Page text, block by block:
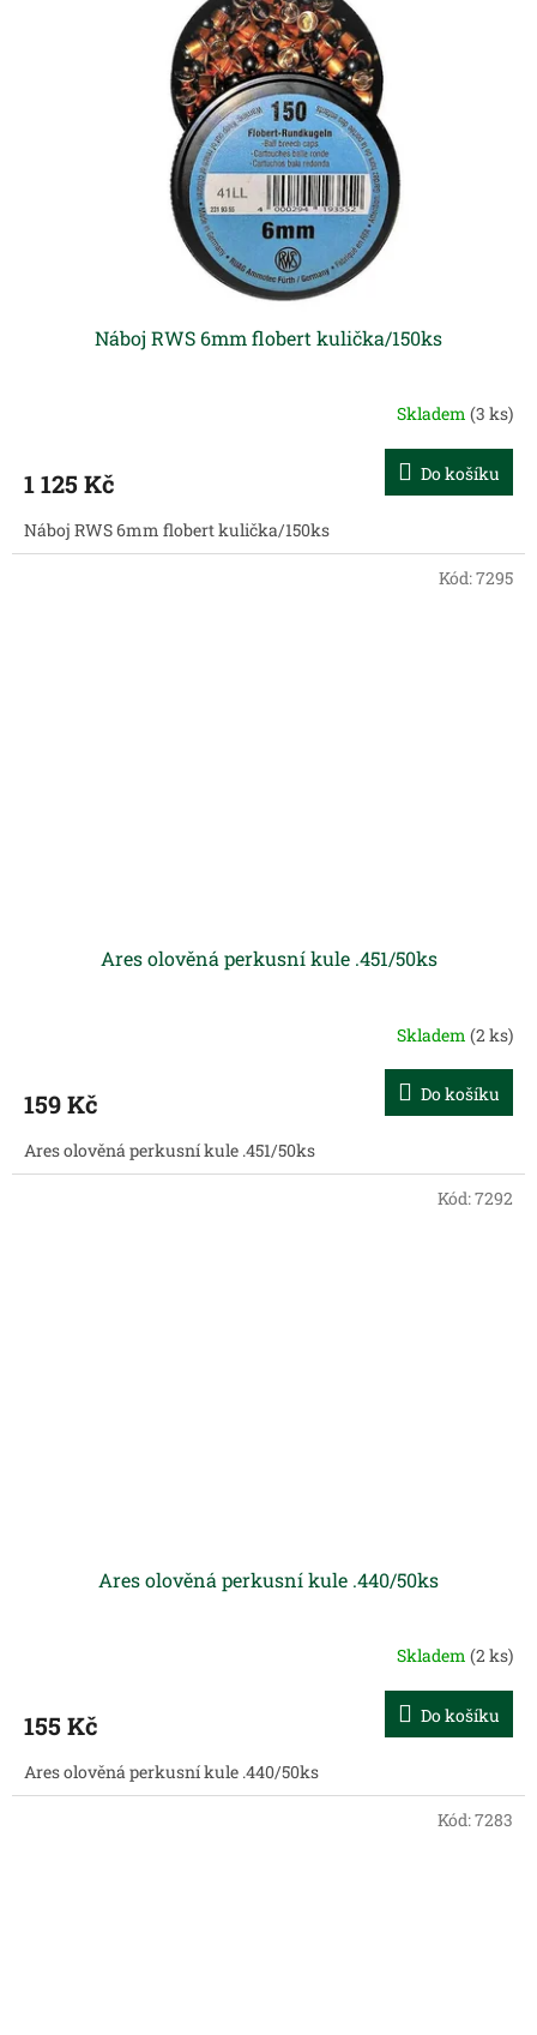
Náboj RWS 6mm flobert kulička/150ks
Skladem (3 ks)
1 125 Kč Do košíku
Náboj RWS 6mm flobert kulička/150ks
Ares olověná perkusní kule .451/50ks
Skladem (2 ks)
159 Kč Do košíku
Ares olověná perkusní kule .451/50ks
Kód:7295
Ares olověná perkusní kule .440/50ks
Skladem (2 ks)
155 Kč Do košíku
Ares olověná perkusní kule .440/50ks
Kód:7292
Kód:7283